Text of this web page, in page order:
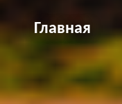
Главная